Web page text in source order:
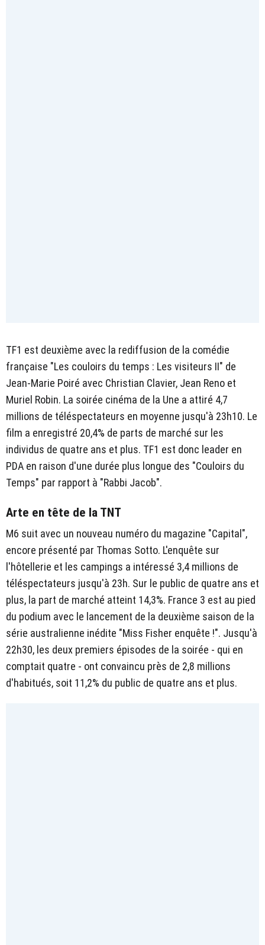
TF1 est deuxième avec la rediffusion de la comédie
française "Les couloirs du temps : Les visiteurs II" de
Jean-Marie Poiré avec Christian Clavier, Jean Reno et
Muriel Robin. La soirée cinéma de la Une a attiré 4,7
millions de téléspectateurs en moyenne jusqu'à 23h10. Le
film a enregistré 20,4% de parts de marché sur les
individus de quatre ans et plus. TF1 est donc leader en
PDA en raison d'une durée plus longue des "Couloirs du
Temps" par rapport à "Rabbi Jacob".
Arte en tête de la TNT
M6 suit avec un nouveau numéro du magazine "Capital",
encore présenté par Thomas Sotto. L'enquête sur
l'hôtellerie et les campings a intéressé 3,4 millions de
téléspectateurs jusqu'à 23h. Sur le public de quatre ans et
plus, la part de marché atteint 14,3%. France 3 est au pied
du podium avec le lancement de la deuxième saison de la
série australienne inédite "Miss Fisher enquête !". Jusqu'à
22h30, les deux premiers épisodes de la soirée - qui en
comptait quatre - ont convaincu près de 2,8 millions
d'habitués, soit 11,2% du public de quatre ans et plus.